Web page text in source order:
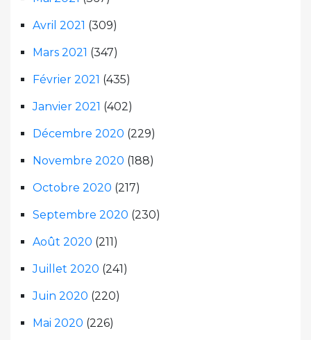
Avril 2021 (309)
Mars 2021 (347)
Février 2021 (435)
Janvier 2021 (402)
Décembre 2020 (229)
Novembre 2020 (188)
Octobre 2020 (217)
Septembre 2020 (230)
Août 2020 (211)
Juillet 2020 (241)
Juin 2020 (220)
Mai 2020 (226)